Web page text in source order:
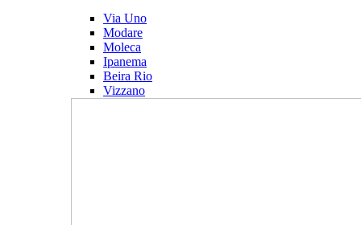
Via Uno
Modare
Moleca
Ipanema
Beira Rio
Vizzano